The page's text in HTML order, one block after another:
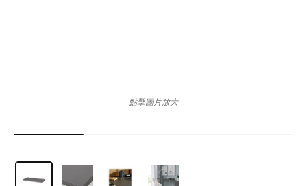
點擊圖片放大